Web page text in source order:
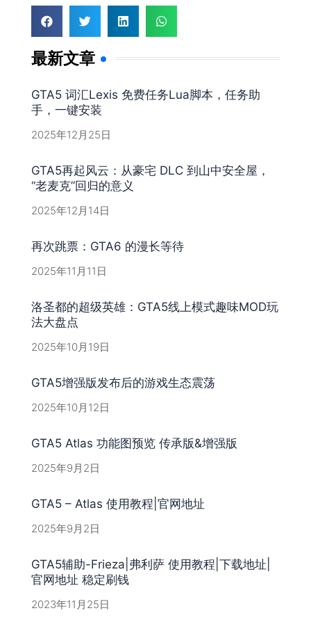
最新文章
GTA5 词汇Lexis 免费任务Lua脚本，任务助
手，一键安装
2025年12月25日
GTA5再起风云：从豪宅 DLC 到山中安全屋，
“老麦克”回归的意义
2025年12月14日
再次跳票：GTA6 的漫长等待
2025年11月11日
洛圣都的超级英雄：GTA5线上模式趣味MOD玩
法大盘点
2025年10月19日
GTA5增强版发布后的游戏生态震荡
2025年10月12日
GTA5 Atlas 功能图预览 传承版&增强版
2025年9月2日
GTA5 – Atlas 使用教程|官网地址
2025年9月2日
GTA5辅助-Frieza|弗利萨 使用教程|下载地址|
官网地址 稳定刷钱
2023年11月25日